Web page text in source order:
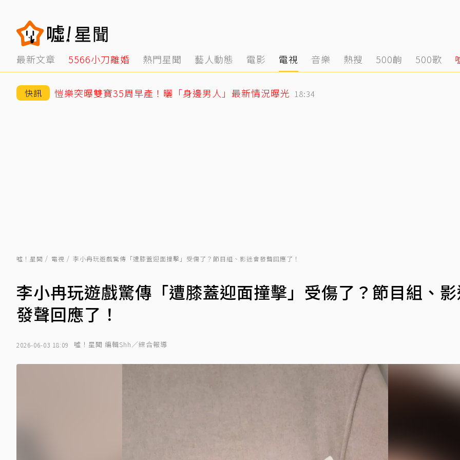
最新文章 5566小刀離婚 熱門星聞 藝人動態 電影 電視 音樂 熱搜 500齣 500歌
快訊 愷樂突曝雙寶35周早產！曬「身邊男人」最新情況曝光 18:34
噓！星聞 電視 李小冉玩遊戲驚傳「遭膝蓋迎面撞擊」受傷了？節目組、影迷會發聲回應了！
李小冉玩遊戲驚傳「遭膝蓋迎面撞擊」受傷了？節目組、
發聲回應了！
2026-06-03 18:09 噓！星聞 編輯Shh／綜合報導